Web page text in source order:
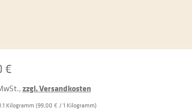
€
zzgl. Versandkosten
Kilogramm (99,00 € / 1 Kilogramm)